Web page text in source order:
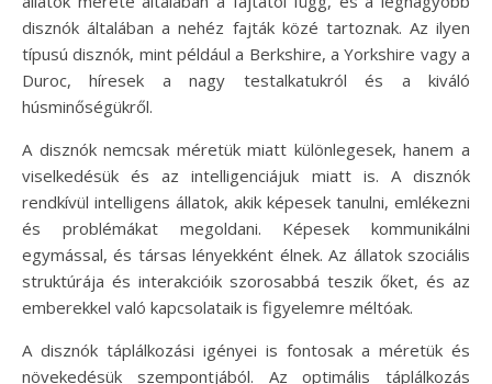
disznók általában a nehéz fajták közé tartoznak. Az ilyen
típusú disznók, mint például a Berkshire, a Yorkshire vagy a
Duroc, híresek a nagy testalkatukról és a kiváló
húsminőségükről.
A disznók nemcsak méretük miatt különlegesek, hanem a
viselkedésük és az intelligenciájuk miatt is. A disznók
rendkívül intelligens állatok, akik képesek tanulni, emlékezni
és problémákat megoldani. Képesek kommunikálni
egymással, és társas lényekként élnek. Az állatok szociális
struktúrája és interakcióik szorosabbá teszik őket, és az
emberekkel való kapcsolataik is figyelemre méltóak.
A disznók táplálkozási igényei is fontosak a méretük és
növekedésük szempontjából. Az optimális táplálkozás